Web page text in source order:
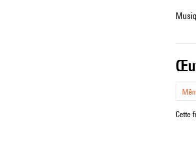
Cette